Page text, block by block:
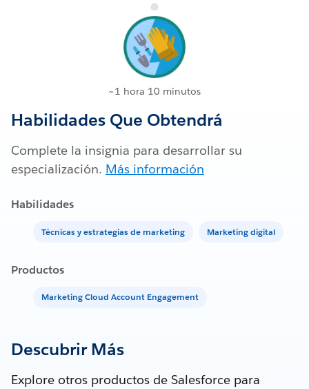
~1 hora 10 minutos
Habilidades Que Obtendrá
Complete la insignia para desarrollar su
especialización. Más información
Habilidades
Técnicas y estrategias de marketing Marketing digital
Productos
Marketing Cloud Account Engagement
Descubrir Más
Explore otros productos de Salesforce para